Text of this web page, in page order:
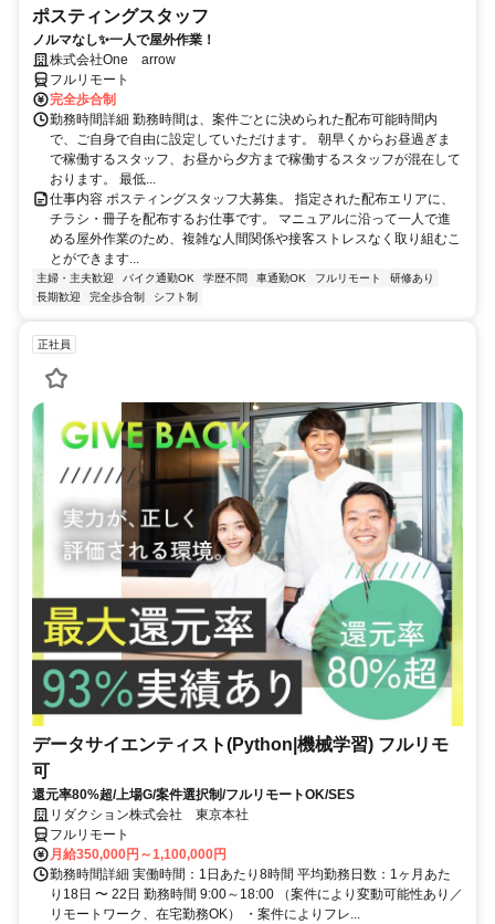
ポスティングスタッフ
ノルマなし✨一人で屋外作業！
株式会社One arrow
フルリモート
完全歩合制
勤務時間詳細 勤務時間は、案件ごとに決められた配布可能時間内
で、ご自身で自由に設定していただけます。 朝早くからお昼過ぎま
で稼働するスタッフ、お昼から夕方まで稼働するスタッフが混在して
おります。 最低...
仕事内容 ポスティングスタッフ大募集。 指定された配布エリアに、
チラシ・冊子を配布するお仕事です。 マニュアルに沿って一人で進
める屋外作業のため、複雑な人間関係や接客ストレスなく取り組むこ
とができます...
主婦・主夫歓迎 バイク通勤OK 学歴不問 車通勤OK フルリモート
研修あり
長期歓迎
完全歩合制 シフト制
正社員
データサイエンティスト(Python|機械学習) フルリモ
可
還元率80%超/上場G/案件選択制/フルリモートOK/SES
リダクション株式会社 東京本社
フルリモート
月給350,000円～1,100,000円
勤務時間詳細 実働時間：1日あたり8時間 平均勤務日数：1ヶ月あた
り18日 〜 22日 勤務時間 9:00～18:00 （案件により変動可能性あり／
リモートワーク、在宅勤務OK） ・案件によりフレ...